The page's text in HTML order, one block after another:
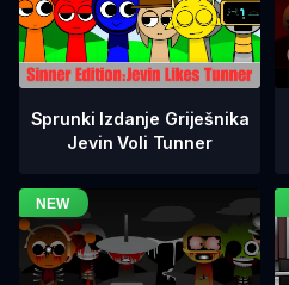
Sprunki Izdanje Griješnika
Jevin Voli Tunner